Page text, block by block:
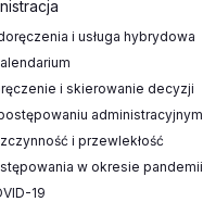
i usługa hybrydowa
i skierowanie decyzji
administracyjnym
i przewlekłość
w okresie pandemii
19